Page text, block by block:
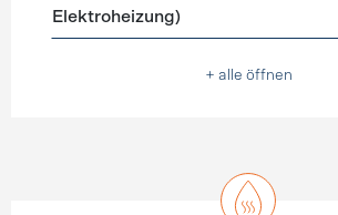
Elektroheizung)
+ alle öffnen